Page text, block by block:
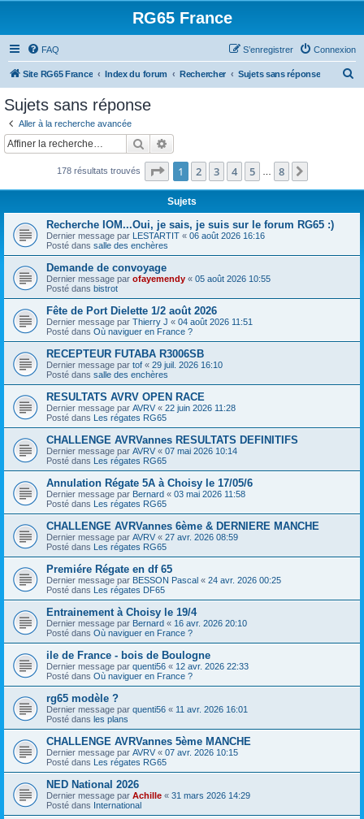
RG65 France
FAQ Connexion
S’enregistrer
Site RG65 France Index du forum Rechercher Sujets sans réponse
c
Sujets sans réponse
Aller à la recherche avancée
Rechercher
178 résultats trouvés Page 1sur8
1 2 3 4 5 8
Sujets
Recherche IOM...Oui, je sais, je suis sur le forum RG65 :)
Dernier message par LESTARTIT « 06 août 2026 16:16
Posté dans salle des enchères
Demande de convoyage
Dernier message par ofayemendy « 05 août 2026 10:55
Posté dans bistrot
Fête de Port Dielette 1/2 août 2026
Dernier message par Thierry J « 04 août 2026 11:51
Posté dans Où naviguer en France ?
RECEPTEUR FUTABA R3006SB
Dernier message par tof « 29 juil. 2026 16:10
Posté dans salle des enchères
RESULTATS AVRV OPEN RACE
Dernier message par AVRV « 22 juin 2026 11:28
Posté dans Les régates RG65
CHALLENGE AVRVannes RESULTATS DEFINITIFS
Dernier message par AVRV « 07 mai 2026 10:14
Posté dans Les régates RG65
Annulation Régate 5A à Choisy le 17/05/6
Dernier message par Bernard « 03 mai 2026 11:58
Posté dans Les régates RG65
CHALLENGE AVRVannes 6ème & DERNIERE MANCHE
Dernier message par AVRV « 27 avr. 2026 08:59
Posté dans Les régates RG65
Premiére Régate en df 65
Dernier message par BESSON Pascal « 24 avr. 2026 00:25
Posté dans Les régates DF65
Entrainement à Choisy le 19/4
Dernier message par Bernard « 16 avr. 2026 20:10
Posté dans Où naviguer en France ?
ile de France - bois de Boulogne
Dernier message par quenti56 « 12 avr. 2026 22:33
Posté dans Où naviguer en France ?
rg65 modèle ?
Dernier message par quenti56 « 11 avr. 2026 16:01
Posté dans les plans
CHALLENGE AVRVannes 5ème MANCHE
Dernier message par AVRV « 07 avr. 2026 10:15
Posté dans Les régates RG65
NED National 2026
Dernier message par Achille « 31 mars 2026 14:29
Posté dans International